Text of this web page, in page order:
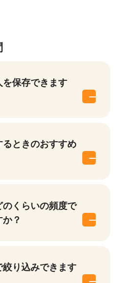
保存できます
ときのおすすめ
くらいの頻度で
？
り込みできます